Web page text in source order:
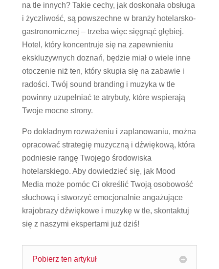
na tle innych? Takie cechy, jak doskonała obsługa
i życzliwość, są powszechne w branży hotelarsko-
gastronomicznej – trzeba więc sięgnąć głębiej.
Hotel, który koncentruje się na zapewnieniu
ekskluzywnych doznań, będzie miał o wiele inne
otoczenie niż ten, który skupia się na zabawie i
radości. Twój sound branding i muzyka w tle
powinny uzupełniać te atrybuty, które wspierają
Twoje mocne strony.
Po dokładnym rozważeniu i zaplanowaniu, można
opracować strategię muzyczną i dźwiękową, która
podniesie rangę Twojego środowiska
hotelarskiego. Aby dowiedzieć się, jak Mood
Media może pomóc Ci określić Twoją osobowość
słuchową i stworzyć emocjonalnie angażujące
krajobrazy dźwiękowe i muzykę w tle, skontaktuj
się z naszymi ekspertami już dziś!
Pobierz ten artykuł